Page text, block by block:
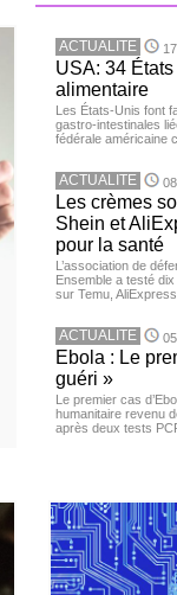
ACTUALITE
USA: 34
alimentaire
Les États-Unis font
gastro-intestinales
fédérale américaine
ACTUALITE
Les crèmes
Shein et
pour la santé
L’association de
Ensemble a testé
sur Temu,
ACTUALITE
Ebola : Le
guéri »
Le premier cas
humanitaire revenu
après deux tests